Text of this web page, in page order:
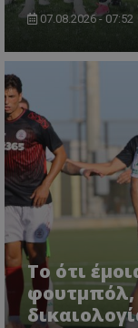
07.08.2026 - 07:52
Το ότι
φουτμπόλ,